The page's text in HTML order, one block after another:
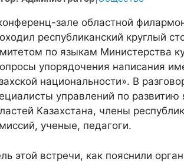
зале областной
республиканский круглый
по языкам Министерства
упорядочения написания
национальности». В
управлений по
Казахстана, члены
ученые, педагоги.
этой встречи, как пояснили